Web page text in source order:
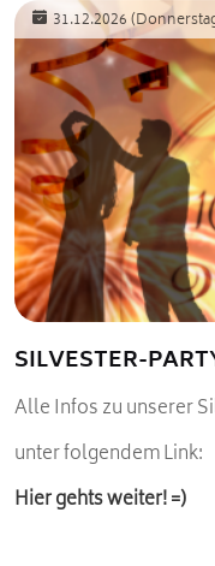
31.12.2026
SILVESTER-
Alle Infos zu unserer
unter folgendem Link:
Hier gehts weiter! =)